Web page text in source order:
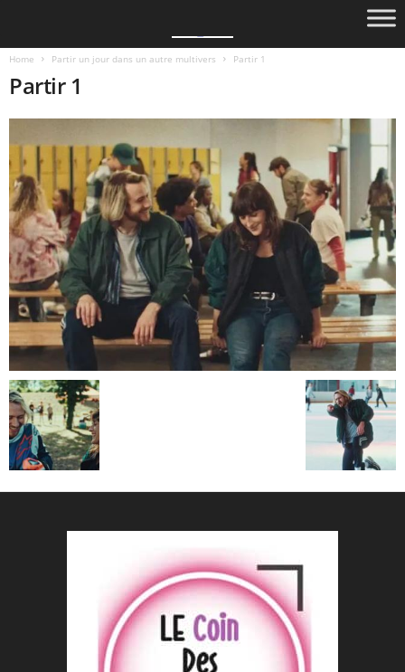
Home Partir un jour dans un autre multivers Partir 1
Partir 1